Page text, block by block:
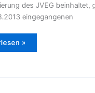
des JVEG beinhaltet,
eingegangenen
»